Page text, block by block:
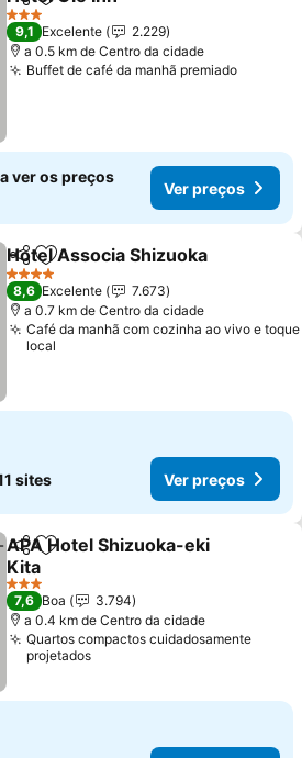
PartilharAdicionar aos favoritos
3 Estrelas
9,1 Excelente
2.229
a 0.5 km de Centro da cidade
Buffet de café da manhã premiado
ver os preços
Ver preços
PartilharAdicionar aos favoritos
Hotel Associa Shizuoka
4 Estrelas
8,6 Excelente
7.673
a 0.7 km de Centro da cidade
Café da manhã com cozinha ao vivo e toque
local
sites Ver preços
PartilharAdicionar aos favoritos
APA Hotel Shizuoka-eki
Kita
3 Estrelas
7,6 Boa
3.794
a 0.4 km de Centro da cidade
Quartos compactos cuidadosamente
projetados